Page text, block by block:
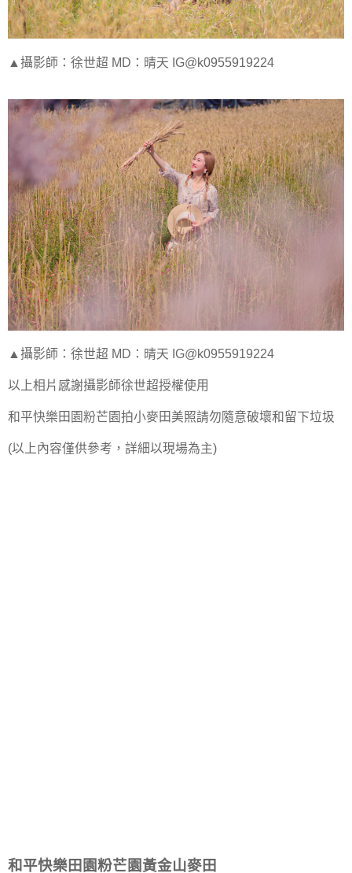
▲攝影師：徐世超 MD：晴天 IG@k0955919224
▲攝影師：徐世超 MD：晴天 IG@k0955919224
以上相片感謝攝影師徐世超授權使用
和平快樂田園粉芒園拍小麥田美照請勿隨意破壞和留下垃圾
(以上內容僅供參考，詳細以現場為主)
和平快樂田園粉芒園黃金山麥田